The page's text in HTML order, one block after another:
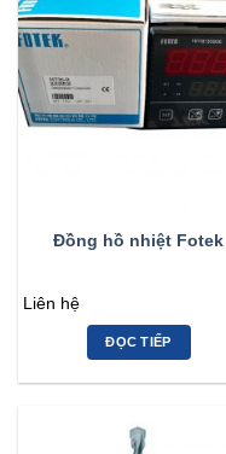
Đồng hồ nhiệt Fotek
Liên hệ
ĐỌC TIẾP